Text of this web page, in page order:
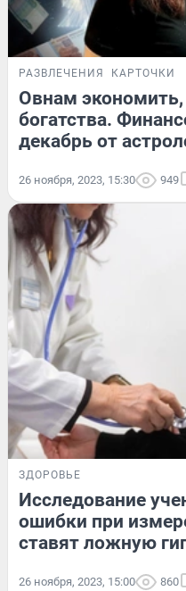
РАЗВЛЕЧЕНИЯ КАРТОЧКИ
Овнам
богатства.
декабрь от
26 ноября, 2023, 15:30 949
ЗДОРОВЬЕ
Исследование
ошибки при
ставят ложную
26 ноября, 2023, 15:00 860